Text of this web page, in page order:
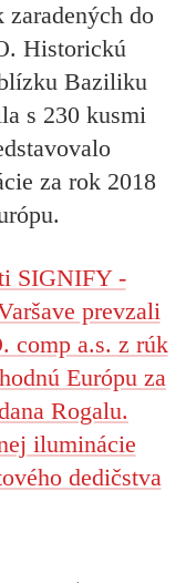
do
Historickú
Baziliku
s 230 kusmi
za rok 2018